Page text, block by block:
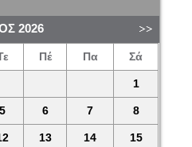
2026
Πέ Πα Σά
1
5 6 7 8
13 14 15